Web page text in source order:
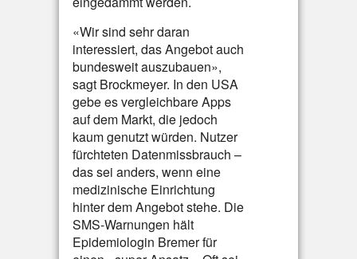
«Wir sind sehr daran
interessiert, das Angebot auch
bundesweit auszubauen»,
sagt Brockmeyer. In den USA
gebe es vergleichbare Apps
auf dem Markt, die jedoch
kaum genutzt würden. Nutzer
fürchteten Datenmissbrauch –
das sei anders, wenn eine
medizinische Einrichtung
hinter dem Angebot stehe. Die
SMS-Warnungen hält
Epidemiologin Bremer für